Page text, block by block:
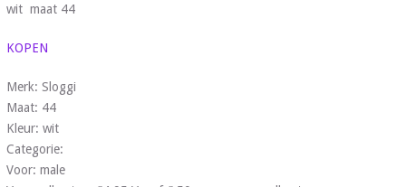
wit maat 44
KOPEN
Merk: Sloggi
Maat: 44
Kleur: wit
Categorie:
Voor: male